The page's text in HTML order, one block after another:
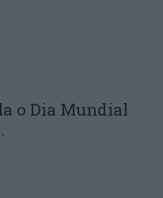
o Dia Mundial